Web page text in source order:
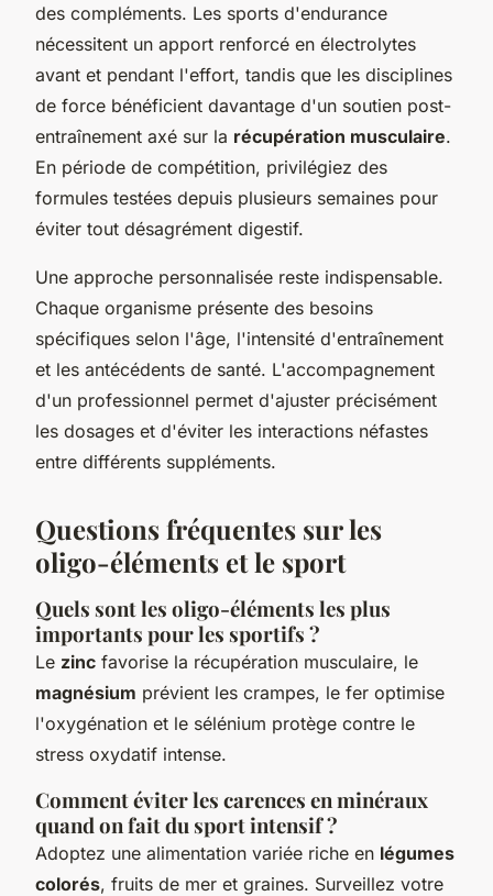
des compléments. Les sports d'endurance
nécessitent un apport renforcé en électrolytes
avant et pendant l'effort, tandis que les disciplines
de force bénéficient davantage d'un soutien post-
entraînement axé sur la récupération musculaire.
En période de compétition, privilégiez des
formules testées depuis plusieurs semaines pour
éviter tout désagrément digestif.
Une approche personnalisée reste indispensable.
Chaque organisme présente des besoins
spécifiques selon l'âge, l'intensité d'entraînement
et les antécédents de santé. L'accompagnement
d'un professionnel permet d'ajuster précisément
les dosages et d'éviter les interactions néfastes
entre différents suppléments.
Questions fréquentes sur les
oligo-éléments et le sport
Quels sont les oligo-éléments les plus
importants pour les sportifs ?
Le zinc favorise la récupération musculaire, le
magnésium prévient les crampes, le fer optimise
l'oxygénation et le sélénium protège contre le
stress oxydatif intense.
Comment éviter les carences en minéraux
quand on fait du sport intensif ?
Adoptez une alimentation variée riche en légumes
colorés, fruits de mer et graines. Surveillez votre